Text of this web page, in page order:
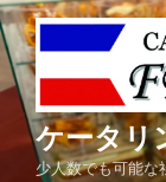
コ
ン
テ
ン
へ
ケータリ
少人数でも可能な